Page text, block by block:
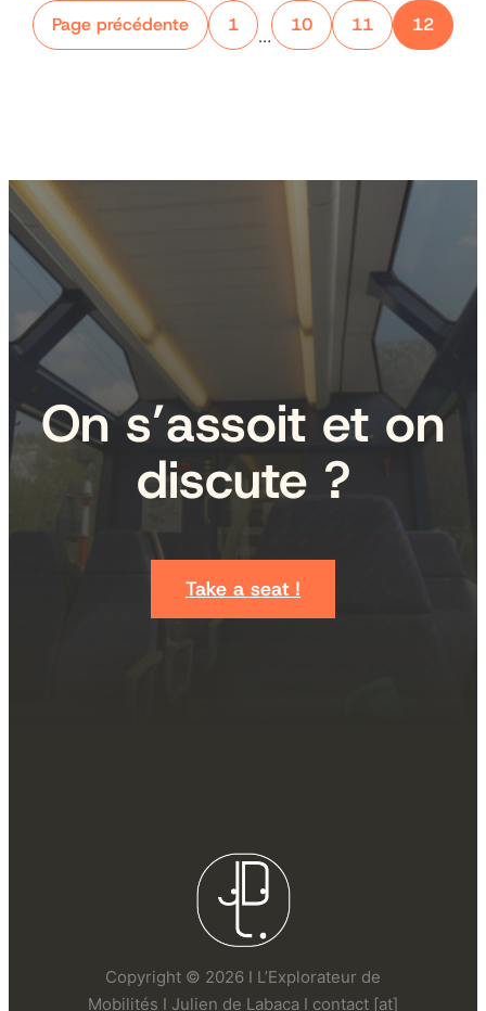
Page précédente 1
…
10 11 12
On s’assoit et on
discute ?
Take a seat !
Copyright © 2026 I L’Explorateur de
Mobilités I Julien de Labaca I contact [at]